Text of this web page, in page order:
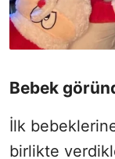
Bebek
İlk
birlikte